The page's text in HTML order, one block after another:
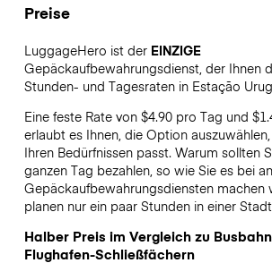
Preise
LuggageHero ist der EINZIGE
Gepäckaufbewahrungsdienst, der Ihnen
Stunden- und Tagesraten in Estação
Eine feste Rate von $4.90 pro Tag und
erlaubt es Ihnen, die Option
Ihren Bedürfnissen passt. Warum sollten
ganzen Tag bezahlen, so wie Sie es bei
Gepäckaufbewahrungsdiensten machen
planen nur ein paar Stunden in einer
Halber Preis im Vergleich zu
Flughafen-Schließfächern